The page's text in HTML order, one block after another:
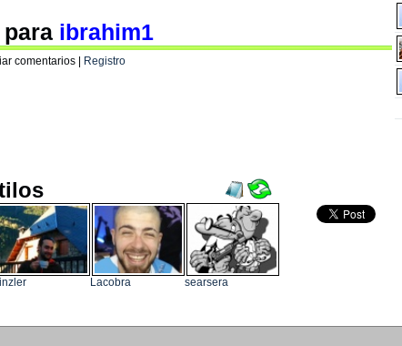
ibrahim1
comentarios | Registro
Lacobra searsera